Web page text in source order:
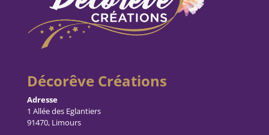
Décorêve Créations
Adresse
1 Allée des Eglantiers
91470, Limours